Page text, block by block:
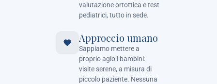
valutazione ortottica e test
pediatrici, tutto in sede.
Approccio umano
Sappiamo mettere a
proprio agio i bambini:
visite serene, a misura di
piccolo paziente. Nessuna